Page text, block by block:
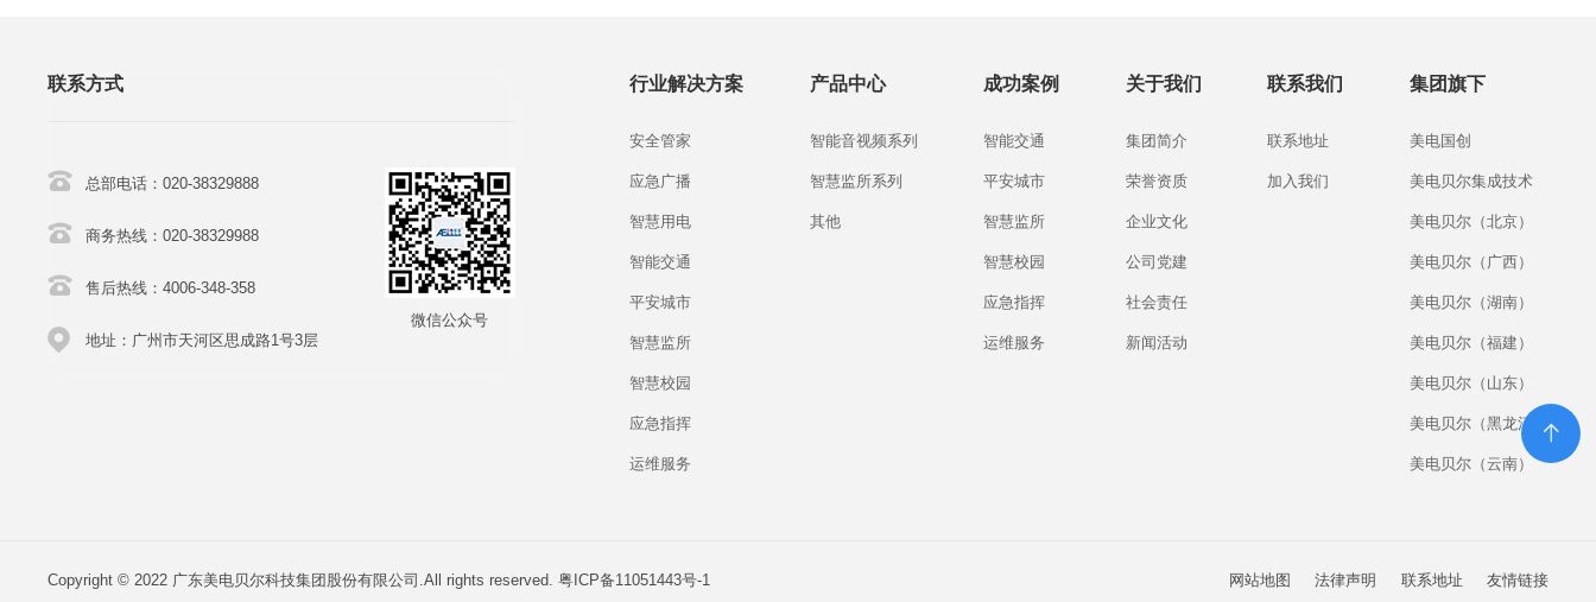
联系方式
总部电话：020-38329888
商务热线：020-38329988
售后热线：4006-348-358
地址：广州市天河区思成路1号3层
微信公众号
行业解决方案
安全管家
应急广播
智慧用电
智能交通
平安城市
智慧监所
智慧校园
应急指挥
运维服务
产品中心
智能音视频系列
智慧监所系列
其他
成功案例
智能交通
平安城市
智慧监所
智慧校园
应急指挥
运维服务
关于我们
集团简介
荣誉资质
企业文化
公司党建
社会责任
新闻活动
联系我们
联系地址
加入我们
集团旗下
美电国创
美电贝尔集成技术
美电贝尔（北京）
美电贝尔（广西）
美电贝尔（湖南）
美电贝尔（福建）
美电贝尔（山东）
美电贝尔（黑龙江）
美电贝尔（云南）
Copyright © 2022 广东美电贝尔科技集团股份有限公司.All rights reserved.粤ICP备11051443号-1 网站地图 法律声明 联系地址 友情链接